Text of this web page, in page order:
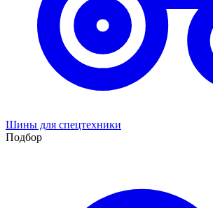
Шины для спецтехники
Подбор